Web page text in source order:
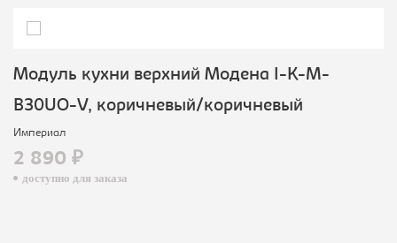
Модуль кухни верхний Модена I-K-M-
B30UO-V, коричневый/коричневый
Империал
2 890 ₽
доступно для заказа